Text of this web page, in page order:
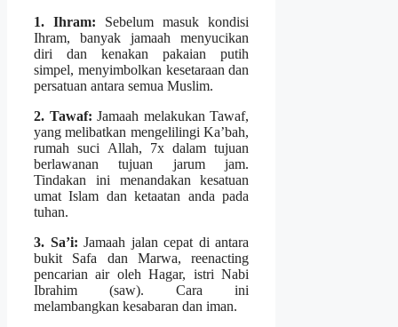
1. Ihram: Sebelum masuk kondisi
Ihram, banyak jamaah menyucikan
diri dan kenakan pakaian putih
simpel, menyimbolkan kesetaraan dan
persatuan antara semua Muslim.
2. Tawaf: Jamaah melakukan Tawaf,
yang melibatkan mengelilingi Ka’bah,
rumah suci Allah, 7x dalam tujuan
berlawanan tujuan jarum jam.
Tindakan ini menandakan kesatuan
umat Islam dan ketaatan anda pada
tuhan.
3. Sa’i: Jamaah jalan cepat di antara
bukit Safa dan Marwa, reenacting
pencarian air oleh Hagar, istri Nabi
Ibrahim (saw). Cara ini
melambangkan kesabaran dan iman.